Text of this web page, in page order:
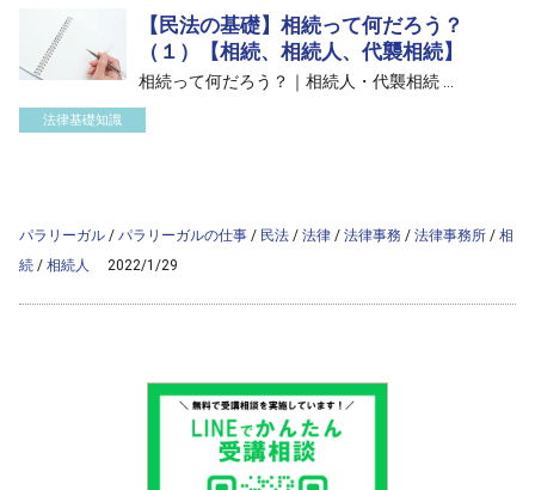
【民法の基礎】相続って何だろう？
（１）【相続、相続人、代襲相続】
相続って何だろう？｜相続人・代襲相続 ...
法律基礎知識
パラリーガル / パラリーガルの仕事 / 民法 / 法律 / 法律事務 / 法律事務所 / 相
続 / 相続人 2022/1/29